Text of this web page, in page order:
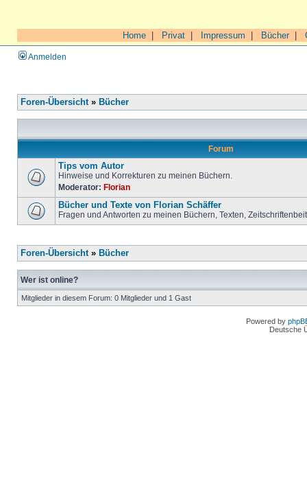
Home Privat Impressum Bücher|
Anmelden
Foren-Übersicht» Bücher
Forum
Tips vom Autor
Hinweise und Korrekturen zu meinen Büchern.
Moderator: Florian
Bücher und Texte von Florian Schäffer
Fragen und Antworten zu meinen Büchern, Texten,
Foren-Übersicht» Bücher
Wer ist online?
Mitglieder in diesem Forum: 0 Mitglieder und 1 Gast
Powered by
Deutsche